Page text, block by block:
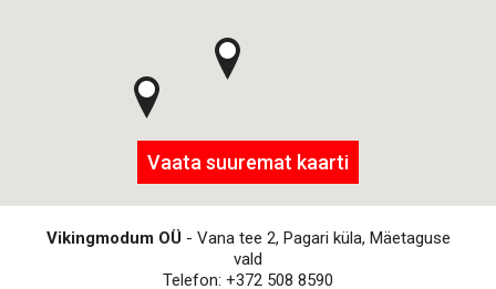
Vaata suuremat kaarti
Vikingmodum OÜ- Vana tee 2, Pagari küla, Mäetaguse
vald
Telefon: +372 508 8590